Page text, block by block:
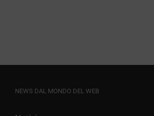
NEWS DAL MONDO DEL WEB